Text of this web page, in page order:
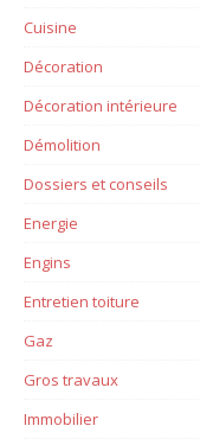
Cuisine
Décoration
Décoration intérieure
Démolition
Dossiers et conseils
Energie
Engins
Entretien toiture
Gaz
Gros travaux
Immobilier